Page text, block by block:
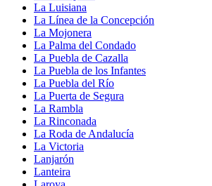
La Luisiana
La Línea de la Concepción
La Mojonera
La Palma del Condado
La Puebla de Cazalla
La Puebla de los Infantes
La Puebla del Río
La Puerta de Segura
La Rambla
La Rinconada
La Roda de Andalucía
La Victoria
Lanjarón
Lanteira